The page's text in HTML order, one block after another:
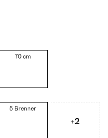
70 cm
5 Brenner
+2